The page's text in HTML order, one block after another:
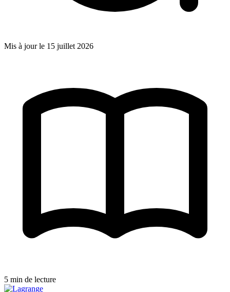
Mis à jour le 15 juillet 2026
5 min de lecture